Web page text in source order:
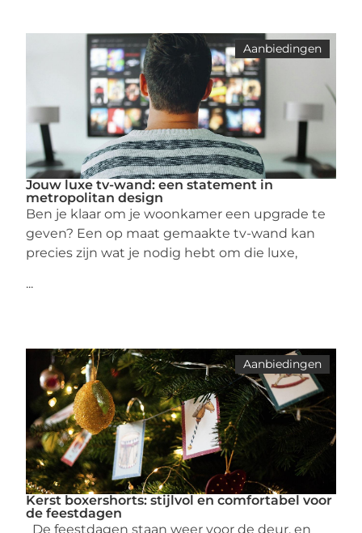
Aanbiedingen
Jouw luxe tv-wand: een statement in
metropolitan design
Ben je klaar om je woonkamer een upgrade te
geven? Een op maat gemaakte tv-wand kan
precies zijn wat je nodig hebt om die luxe,
...
Aanbiedingen
Kerst boxershorts: stijlvol en comfortabel voor
de feestdagen
De feestdagen staan weer voor de deur, en